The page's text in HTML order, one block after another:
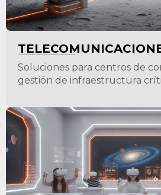
Soluciones para centros de
gestión de infraestructura